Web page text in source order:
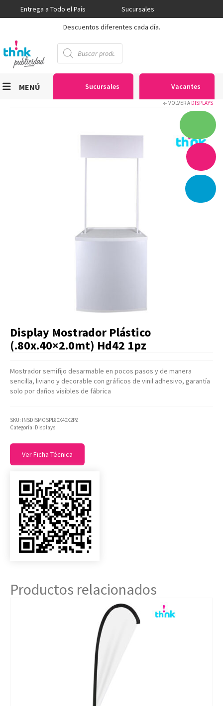
Entrega a Todo el País
Sucursales
Descuentos diferentes cada día.
Búsqueda
de
productos
Sucursales Vacantes
MENÚ
Artículos Varios
VOLVER A DISPLAYS
Display Mostrador Plástico
(.80x.40×2.0mt) Hd42 1pz
Mostrador semifijo desarmable en pocos pasos y de manera
sencilla, liviano y decorable con gráficos de vinil adhesivo, garantía
solo por daños visibles de fábrica
SKU: INSDISMOSPL80X40X2PZ
Categoría: Displays
Ver Ficha Técnica
Productos relacionados